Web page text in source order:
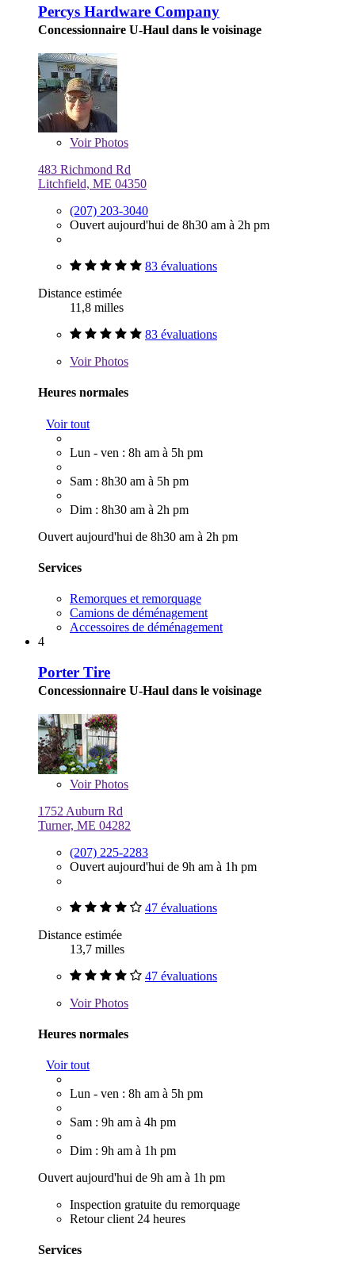
Percys Hardware Company
Concessionnaire U-Haul dans le voisinage
VoirPhotos
483 Richmond Rd
Litchfield, ME 04350
(207) 203-3040
Ouvert aujourd'hui de 8h30 am à 2h pm
83 évaluations
Distance estimée
11,8 milles
83 évaluations
VoirPhotos
Heures normales
Voir tout
Lun - ven : 8h am à 5h pm
Sam : 8h30 am à 5h pm
Dim : 8h30 am à 2h pm
Ouvert aujourd'hui de 8h30 am à 2h pm
Services
Remorques et remorquage
Camions de déménagement
Accessoires de déménagement
4
Porter Tire
Concessionnaire U-Haul dans le voisinage
VoirPhotos
1752 Auburn Rd
Turner, ME 04282
(207) 225-2283
Ouvert aujourd'hui de 9h am à 1h pm
47 évaluations
Distance estimée
13,7 milles
47 évaluations
VoirPhotos
Heures normales
Voir tout
Lun - ven : 8h am à 5h pm
Sam : 9h am à 4h pm
Dim : 9h am à 1h pm
Ouvert aujourd'hui de 9h am à 1h pm
Inspection gratuite du remorquage
Retour client 24 heures
Services